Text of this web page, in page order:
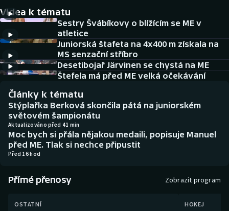
DALŠÍ SPORTY
Americký fotbal
Baseball a softbal
Basketbal
Biatlon
Boby a skeleton
NEPŘEHLÉDNĚTE
Soutěže
Historické návraty
Aplikace ČT sport
AZ kvíz
Videa k tématu
Sestry Švábíkovy o blížícím se ME v
atletice
Juniorská štafeta na 4x400 m získala na
MS senzační stříbro
Desetibojař Järvinen se chystá na ME
Štefela má před ME velká očekávání
Články k tématu
Stýplařka Berková skončila pátá na juniorském
světovém šampionátu
Aktualizováno před 41 min
Moc bych si přála nějakou medaili, popisuje Manuel
před ME. Tlak si nechce připustit
Před 16 hod
Přímé přenosy Zobrazit program
OSTATNÍ HOKEJ